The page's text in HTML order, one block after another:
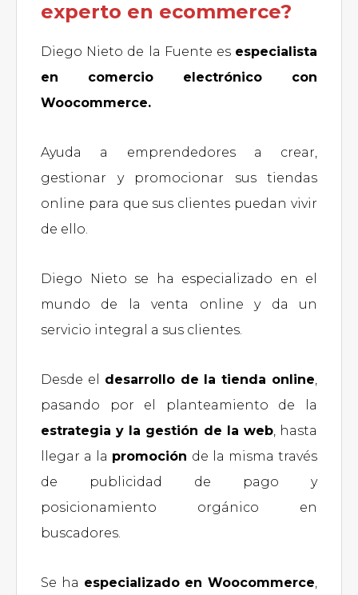
experto en ecommerce?
Diego Nieto de la Fuente es especialista
en comercio electrónico con
Woocommerce.
Ayuda a emprendedores a crear,
gestionar y promocionar sus tiendas
online para que sus clientes puedan vivir
de ello.
Diego Nieto se ha especializado en el
mundo de la venta online y da un
servicio integral a sus clientes.
Desde el desarrollo de la tienda online,
pasando por el planteamiento de la
estrategia y la gestión de la web, hasta
llegar a la promoción de la misma través
de publicidad de pago y
posicionamiento orgánico en
buscadores.
Se ha especializado en Woocommerce,